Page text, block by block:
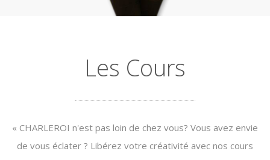
Les Cours
« CHARLEROI n'est pas loin de chez vous? Vous avez envie
de vous éclater ? Libérez votre créativité avec nos cours